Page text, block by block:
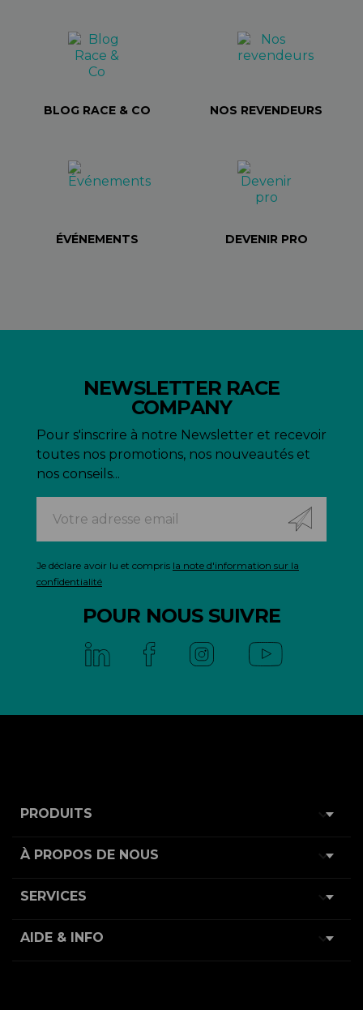
BLOG RACE & CO NOS REVENDEURS
ÉVÉNEMENTS DEVENIR PRO
NEWSLETTER RACE
COMPANY
Pour s'inscrire à notre Newsletter et recevoir
toutes nos promotions, nos nouveautés et
nos conseils...
Je déclare avoir lu et compris la note d'information sur la
confidentialité
POUR NOUS SUIVRE
PRODUITS 
À PROPOS DE NOUS 
SERVICES 
AIDE & INFO 